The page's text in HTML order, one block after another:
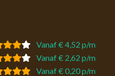
Vanaf € 4,52 p/m
Vanaf € 2,62 p/m
Vanaf € 0,20 p/m